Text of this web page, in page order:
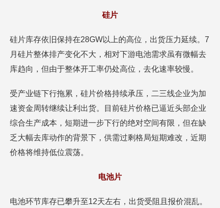
硅片
硅片库存依旧保持在28GW以上的高位，出货压力延续。7
月硅片整体排产变化不大，相对下游电池需求虽有微幅去
库趋向，但由于整体开工率仍处高位，去化速率较慢。
受产业链下行拖累，硅片价格持续承压，二三线企业为加
速资金周转继续让利出货。目前硅片价格已逼近头部企业
综合生产成本，短期进一步下行的绝对空间有限，但在缺
乏大幅去库动作的背景下，供需过剩格局短期难改，近期
价格将维持低位震荡。
电池片
电池环节库存已攀升至12天左右，出货受阻且报价混乱。